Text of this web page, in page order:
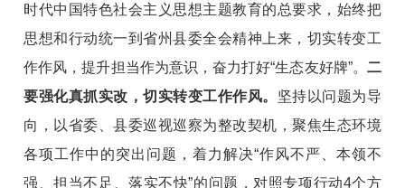
时代中国特色社会主义思想主题教育的总要求，始终把
思想和行动统一到省州县委全会精神上来，切实转变工
作作风，提升担当作为意识，奋力打好“生态友好牌”。 二
要强化真抓实改，切实转变工作作风。 坚持以问题为导
向，以省委、县委巡视巡察为整改契机，聚焦生态环境
各项工作中的突出问题，着力解决“作风不严、本领不
强、担当不足、落实不快”的问题，对照专项行动4个方